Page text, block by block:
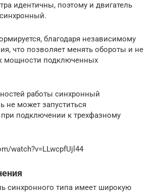
идентичны, поэтому и двигатель
благодаря независимому
что позволяет менять обороты и не
мощности подключенных
работы синхронный
не может запуститься
подключении к трехфазному
watch?v=LLwcpfUjl44
синхронного типа имеет широкую